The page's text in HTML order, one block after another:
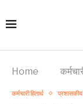
Home
कर्मचारी हितार्थ प्रशासकीय